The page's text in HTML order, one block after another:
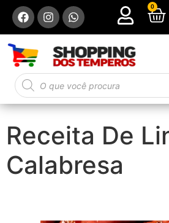
0
Receita De
Calabresa